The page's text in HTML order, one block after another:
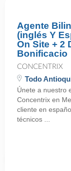
Agente
(inglés Y
On Site + 2
Bonificacio
CONCENTRIX
Todo
Únete a nuestro
Concentrix en
cliente en
técnicos ...